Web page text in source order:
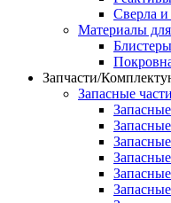
Сверла и
Материалы
Блистеры
Запчасти/
Запасные части